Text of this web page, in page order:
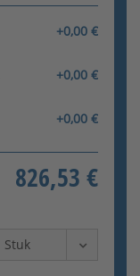
+0,00 €
+0,00 €
+0,00 €
826,53 €